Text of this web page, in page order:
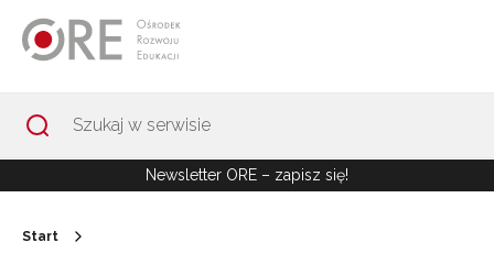
Newsletter ORE – zapisz się!
Start